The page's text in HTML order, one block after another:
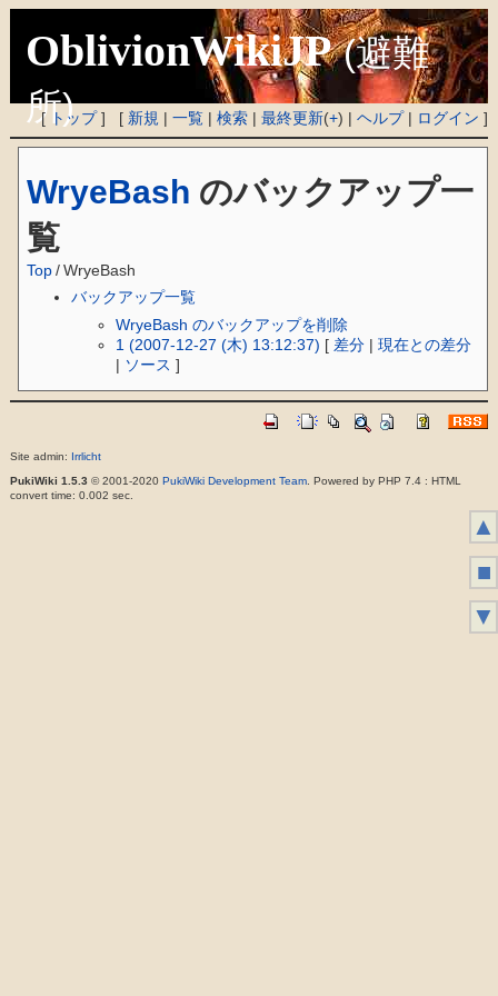
OblivionWikiJP (避難
所)
[ トップ] [ 新規 |一覧 |検索 |最終更新(+) |ヘルプ| ログイン ]
WryeBash のバックアップ一
覧
Top /WryeBash
バックアップ一覧
WryeBash のバックアップを削除
1 (2007-12-27 (木) 13:12:37) [ 差分 |現在との差分
| ソース ]
Site admin: Irrlicht
PukiWiki 1.5.3 © 2001-2020 PukiWiki Development Team. Powered by PHP 7.4 : HTML
convert time: 0.002 sec.
▲
■
▼